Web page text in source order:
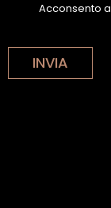
Acconsento
INVIA